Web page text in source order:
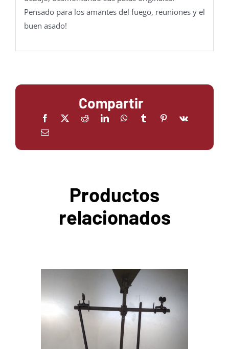
Pensado para los amantes del fuego, reuniones y el
buen asado!
Compartir
Productos
relacionados
AGREGAR AL CARRITO /